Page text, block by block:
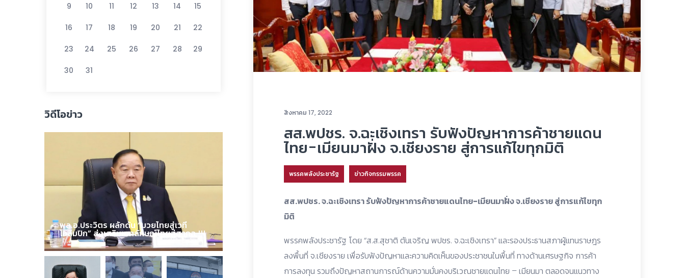
สิงหาคม 17, 2022
สส.พปชร. จ.ฉะเชิงเทรา รับฟังปัญหาการค้าชายแดน
ไทย-เมียนมาฝั่ง จ.เชียงราย สู่การแก้ไขทุกมิติ
พรรคพลังประชารัฐ ข่าวกิจกรรมพรรค
สส.พปชร. จ.ฉะเชิงเทรา รับฟังปัญหาการค้าชายแดนไทย-เมียนมาฝั่ง จ.เชียงราย สู่การแก้ไขทุก
มิติ
พรรคพลังประชารัฐ โดย “ส.ส.สุชาติ ตันเจริญ พปชร. จ.ฉะเชิงเทรา” และรองประธานสภาผู้แทนราษฎร
ลงพื้นที่ จ.เชียงราย เพื่อรับฟังปัญหาและความคิดเห็นของประชาชนในพื้นที่ ทางด้านเศรษฐกิจ การค้า
การลงทุน รวมถึงปัญหาสถานการณ์ด้านความมั่นคงบริเวณชายแดนไทย – เมียนมา ตลอดจนแนวทาง
9 10 11 12 13 14 15
16 17 18 19 20 21 22
23 24 25 26 27 28 29
30 31
วิดีโอข่าว
พล.อ.ประวิตร ผลักดัน “มวยไทยสู่เวที
โอลิมปิก” ส่งเสริมเอกลักษณ์ไทยสู่สากล !!!